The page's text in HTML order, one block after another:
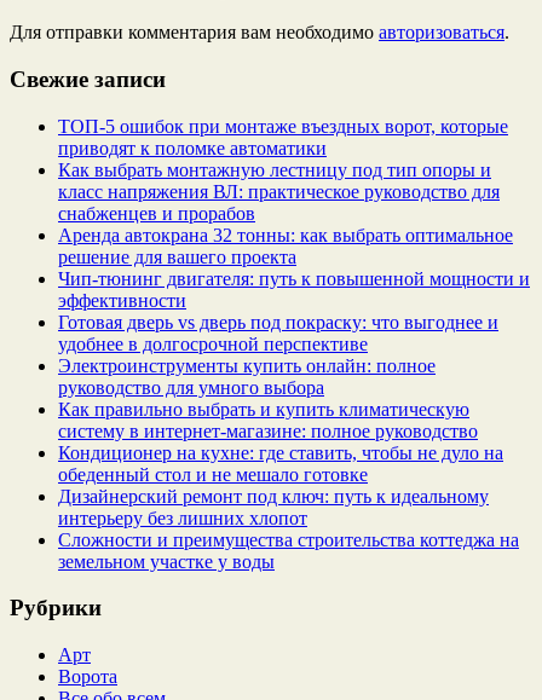
Для отправки комментария вам необходимо авторизоваться.
Свежие записи
ТОП-5 ошибок при монтаже въездных ворот, которые
приводят к поломке автоматики
Как выбрать монтажную лестницу под тип опоры и
класс напряжения ВЛ: практическое руководство для
снабженцев и прорабов
Аренда автокрана 32 тонны: как выбрать оптимальное
решение для вашего проекта
Чип‑тюнинг двигателя: путь к повышенной мощности и
эффективности
Готовая дверь vs дверь под покраску: что выгоднее и
удобнее в долгосрочной перспективе
Электроинструменты купить онлайн: полное
руководство для умного выбора
Как правильно выбрать и купить климатическую
систему в интернет‑магазине: полное руководство
Кондиционер на кухне: где ставить, чтобы не дуло на
обеденный стол и не мешало готовке
Дизайнерский ремонт под ключ: путь к идеальному
интерьеру без лишних хлопот
Сложности и преимущества строительства коттеджа на
земельном участке у воды
Рубрики
Арт
Ворота